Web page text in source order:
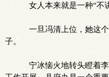
女人本来就是一种“不
一旦冯清上位，她这个
子。
宁冰恼火地转头瞪着